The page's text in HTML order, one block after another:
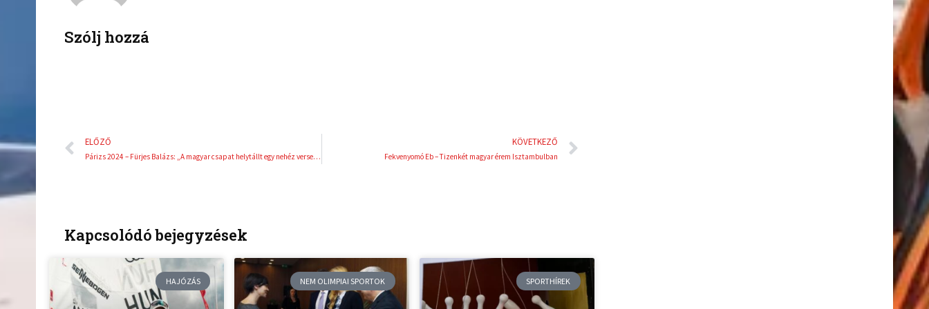
Szólj hozzá
Előző
ELŐZŐ
Párizs 2024 – Fürjes Balázs: „A magyar csapat helytállt egy nehéz versenyben”
KÖVETKEZŐ
Fekvenyomó Eb – Tizenkét magyar érem Isztambulban
Kapcsolódó bejegyzések
HAJÓZÁS NEM OLIMPIAI SPORTOK SPORTHÍREK